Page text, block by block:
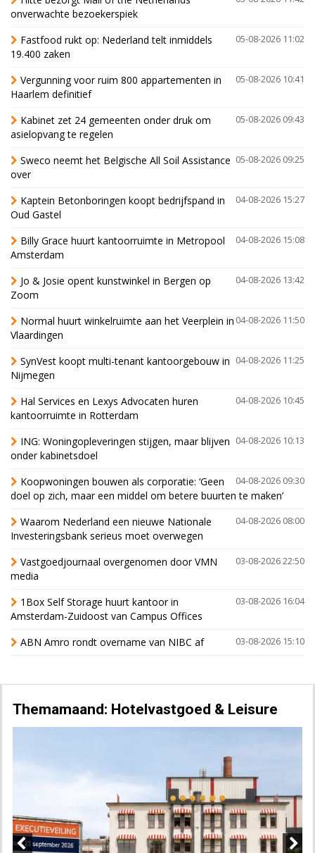
onverwachte bezoekerspiek
05-08-2026 11:02
Fastfood rukt op: Nederland telt inmiddels
19.400 zaken
05-08-2026 10:41
Vergunning voor ruim 800 appartementen in
Haarlem definitief
05-08-2026 09:43
Kabinet zet 24 gemeenten onder druk om
asielopvang te regelen
05-08-2026 09:25
Sweco neemt het Belgische All Soil Assistance
over
04-08-2026 15:27
Kaptein Betonboringen koopt bedrijfspand in
Oud Gastel
04-08-2026 15:08
Billy Grace huurt kantoorruimte in Metropool
Amsterdam
04-08-2026 13:42
Jo & Josie opent kunstwinkel in Bergen op
Zoom
04-08-2026 11:50
Normal huurt winkelruimte aan het Veerplein in
Vlaardingen
04-08-2026 11:25
SynVest koopt multi-tenant kantoorgebouw in
Nijmegen
04-08-2026 10:45
Hal Services en Lexys Advocaten huren
kantoorruimte in Rotterdam
04-08-2026 10:13
ING: Woningopleveringen stijgen, maar blijven
onder kabinetsdoel
04-08-2026 09:30
Koopwoningen bouwen als corporatie: ‘Geen
doel op zich, maar een middel om betere buurten te maken’
04-08-2026 08:00
Waarom Nederland een nieuwe Nationale
Investeringsbank serieus moet overwegen
03-08-2026 22:50
Vastgoedjournaal overgenomen door VMN
media
03-08-2026 16:04
1Box Self Storage huurt kantoor in
Amsterdam-Zuidoost van Campus Offices
03-08-2026 15:10
ABN Amro rondt overname van NIBC af
Themamaand: Hotelvastgoed & Leisure